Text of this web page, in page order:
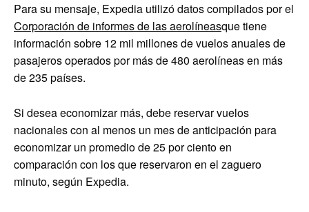
Para su mensaje, Expedia utilizó datos compilados por el
Corporación de informes de las aerolíneasque tiene
información sobre 12 mil millones de vuelos anuales de
pasajeros operados por más de 480 aerolíneas en más
de 235 países.
Si desea economizar más, debe reservar vuelos
nacionales con al menos un mes de anticipación para
economizar un promedio de 25 por ciento en
comparación con los que reservaron en el zaguero
minuto, según Expedia.